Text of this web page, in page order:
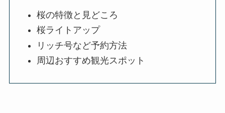
桜の特徴と見どころ
桜ライトアップ
リッチ号など予約方法
周辺おすすめ観光スポット